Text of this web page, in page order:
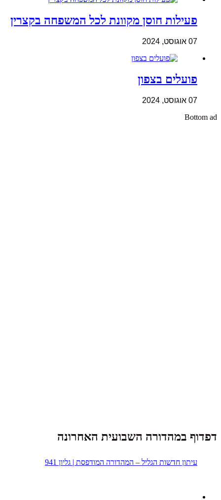
פעילות חוסן מקוונת לכל המשפחה בקצרין
07 אוגוסט, 2024
פועלים בצפון
07 אוגוסט, 2024
Bottom ad
דפדוף במהדורה השבועית האחרונה
עיתון חדשות הגליל – המהדורה המודפסת | גליון 941